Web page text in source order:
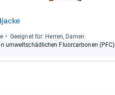
Geeig­net für: Her­ren, Damen
umwelt­schäd­li­chen Fluor­car­bo­nen (PFC)